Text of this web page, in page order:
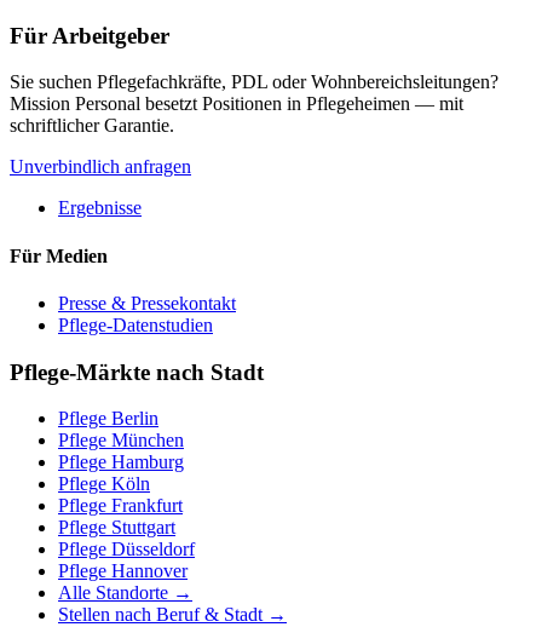
Für Arbeitgeber
Sie suchen Pflegefachkräfte, PDL oder Wohnbereichsleitungen?
Mission Personal besetzt Positionen in Pflegeheimen — mit
schriftlicher Garantie.
Unverbindlich anfragen
Ergebnisse
Für Medien
Presse & Pressekontakt
Pflege-Datenstudien
Pflege-Märkte nach Stadt
Pflege Berlin
Pflege München
Pflege Hamburg
Pflege Köln
Pflege Frankfurt
Pflege Stuttgart
Pflege Düsseldorf
Pflege Hannover
Alle Standorte →
Stellen nach Beruf & Stadt →